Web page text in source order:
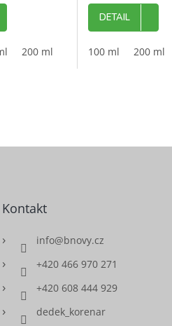
200 ml 1000 ml
DETAIL
100 ml 200 ml
Kontakt
info@bnovy.cz
+420 466 970 271
+420 608 444 929
dedek_korenar